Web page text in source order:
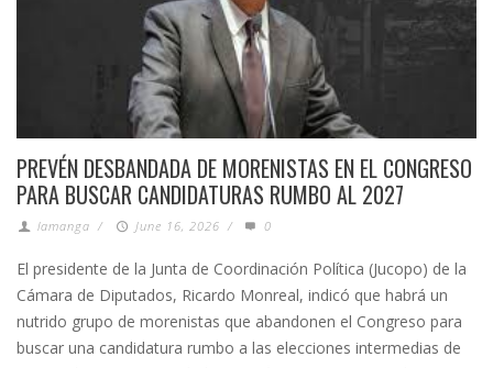
PREVÉN DESBANDADA DE MORENISTAS EN EL CONGRESO
PARA BUSCAR CANDIDATURAS RUMBO AL 2027
lamanga / June 16, 2026 / 0
El presidente de la Junta de Coordinación Política (Jucopo) de la
Cámara de Diputados, Ricardo Monreal, indicó que habrá un
nutrido grupo de morenistas que abandonen el Congreso para
buscar una candidatura rumbo a las elecciones intermedias de